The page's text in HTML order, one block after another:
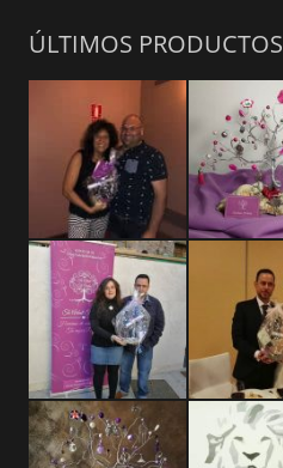
ÚLTIMOS PRODUCTOS